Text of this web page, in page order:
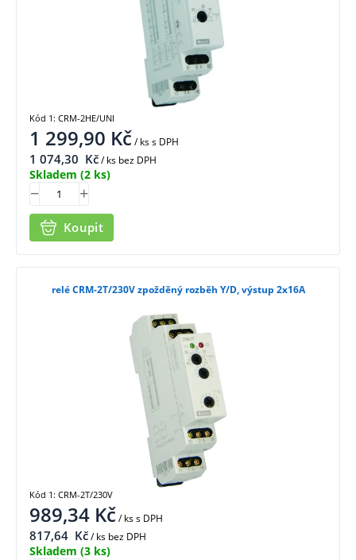
1 299,90 Kč/ kss DPH
1 074,30 Kč/ ks bez DPH
Skladem (2 ks)
Koupit
Kód 1: CRM-2HE/UNI
relé CRM-2T/230V zpožděný rozběh Y/D, výstup 2x16A
989,34 Kč/ kss DPH
817,64 Kč/ ks bez DPH
Skladem (3 ks)
Kód 1: CRM-2T/230V